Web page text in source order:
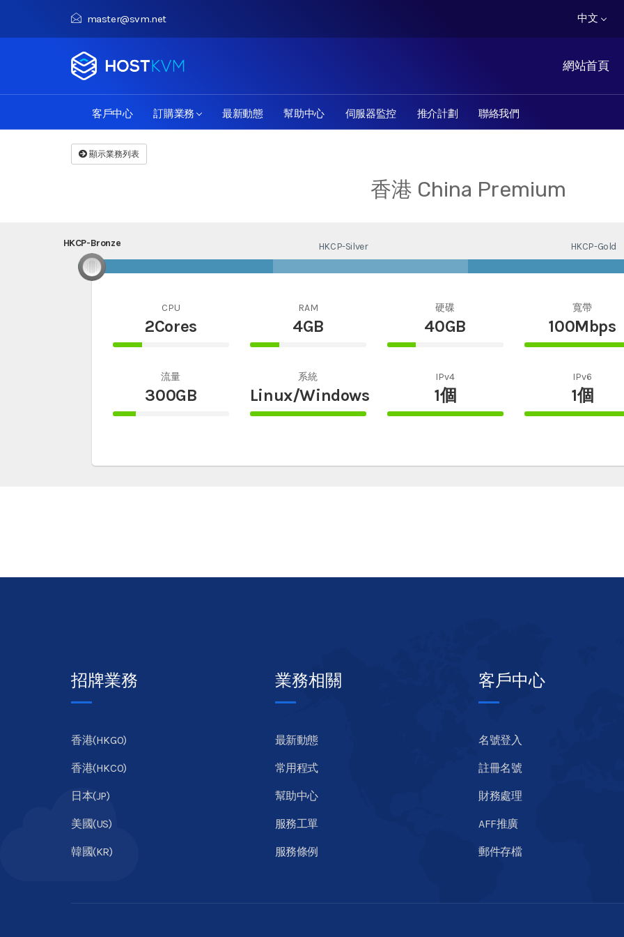
master@svm.net 中文
網站首頁
客戶中心 訂購業務 最新動態 幫助中心 伺服器監控 推介計劃 聯絡我們
顯示業務列表
香港 China Premium
HKCP-Bronze
HKCP-Bronze HKCP-Silver HKCP-Gold
CPU
2Cores
25%
RAM
4GB
25%
硬碟
40GB
25%
寬帶
100Mbps
100%
流量
300GB
20%
系統
Linux/Windows
100%
IPv4
1個
100%
IPv6
1個
100%
招牌業務
香港(HKGO)
香港(HKCO)
日本(JP)
美國(US)
韓國(KR)
業務相關
最新動態
常用程式
幫助中心
服務工單
服務條例
客戶中心
名號登入
註冊名號
財務處理
AFF推廣
郵件存檔